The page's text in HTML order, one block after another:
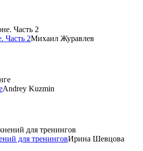
Часть 2Михаил Журавлев
Andrey Kuzmin
для тренинговИрина Шевцова